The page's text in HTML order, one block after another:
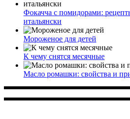
Фокачча с помидорами:
итальянски
Мороженое для детей
К чему снятся месячные
Масло ромашки: свойства и